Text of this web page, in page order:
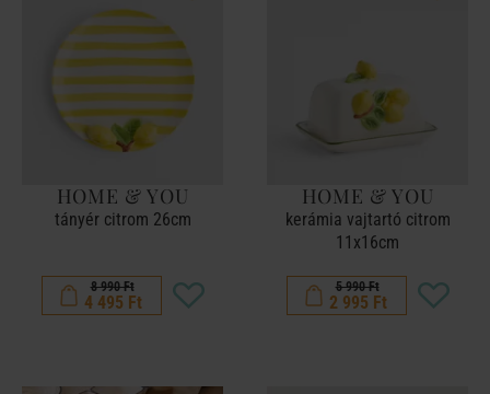
HOME & YOU
tányér citrom 26cm
8 990 Ft
4 495 Ft
HOME & YOU
kerámia vajtartó citrom
11x16cm
5 990 Ft
2 995 Ft